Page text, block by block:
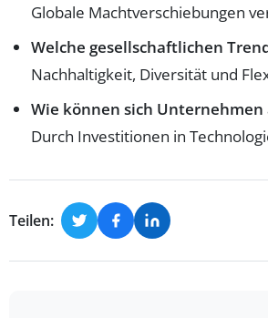
Globale Machtverschiebungen
Welche gesellschaftlichen
Nachhaltigkeit, Diversität und
Wie können sich
Durch Investitionen in
Teilen: